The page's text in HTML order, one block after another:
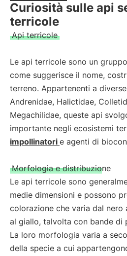
Curiosità sulle api
terricole
Api terricole
Le api terricole sono un
come suggerisce il nome,
terreno. Appartenenti a
Andrenidae, Halictidae,
Megachilidae, queste api
importante negli ecosistemi
impollinatori e agenti di
Morfologia e distribuzione
Le api terricole sono
medie dimensioni e possono
colorazione che varia dal nero
al giallo, talvolta con bande di
La loro morfologia varia a
della specie a cui